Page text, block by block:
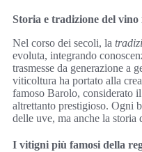
Storia e tradizione del vino
Nel corso dei secoli, la
evoluta, integrando
trasmesse da generazione a
viticoltura ha portato alla
famoso Barolo, considerato
altrettanto prestigioso. Ogni
delle uve, ma anche la
I vitigni più famosi della